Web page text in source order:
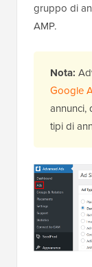
gruppo di
AMP.
Nota:
Google
annunci,
tipi di